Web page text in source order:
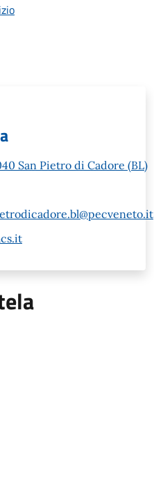
San Pietro di Cadore (BL)